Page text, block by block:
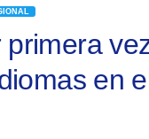
en